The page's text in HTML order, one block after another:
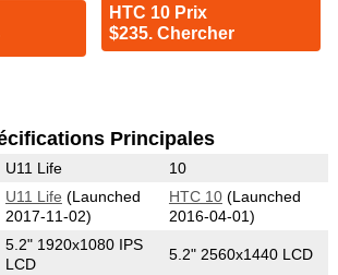
HTC 10 Prix
$235. Chercher
Principales
U11 Life 10
U11 Life (Launched
2017-11-02)
HTC 10(Launched
2016-04-01)
5.2" 1920x1080 IPS
LCD
5.2" 2560x1440 LCD